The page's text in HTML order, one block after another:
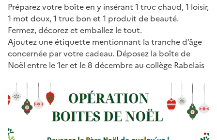
Préparez votre boîte en y insérant 1 truc chaud, 1 loisir,
1 mot doux, 1 truc bon et 1 produit de beauté.
Fermez, décorez et emballez le tout.
Ajoutez une étiquette mentionnant la tranche d’âge
concernée par votre cadeau. Déposez la boîte de
Noël entre le 1er et le 8 décembre au collège Rabelais